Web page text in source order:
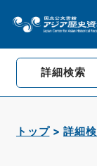
詳細検索
トップ 詳細